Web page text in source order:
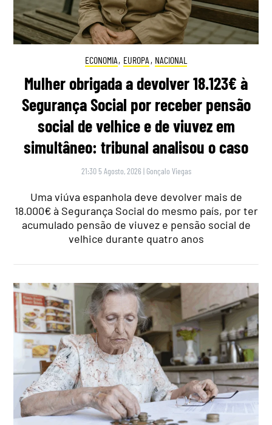
ECONOMIA, EUROPA , NACIONAL
Mulher obrigada a devolver 18.123€ à
Segurança Social por receber pensão
social de velhice e de viuvez em
simultâneo: tribunal analisou o caso
21:30 5 Agosto, 2026 | Gonçalo Viegas
Uma viúva espanhola deve devolver mais de
18.000€ à Segurança Social do mesmo país, por ter
acumulado pensão de viuvez e pensão social de
velhice durante quatro anos